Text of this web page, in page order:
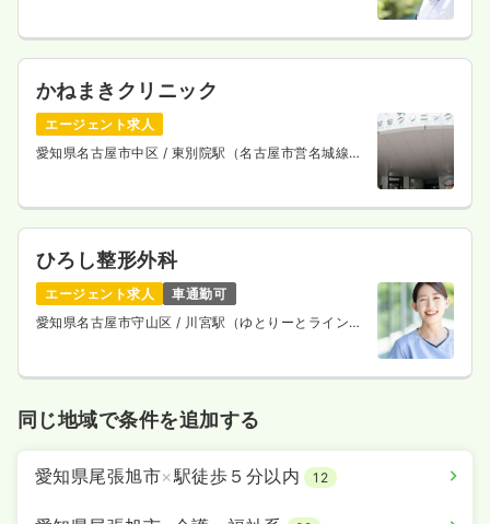
かねまきクリニック
エージェント求人
愛知県名古屋市中区 / 東別院駅（名古屋市営名城線）
ひろし整形外科
エージェント求人
車通勤可
愛知県名古屋市守山区 / 川宮駅（ゆとりーとライン）
同じ地域で条件を追加する
愛知県尾張旭市×駅徒歩５分以内 12